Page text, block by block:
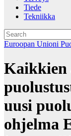
Tiede
Tekniikka
Euroopan Unioni
Kaikkien
uusi
ohjelma